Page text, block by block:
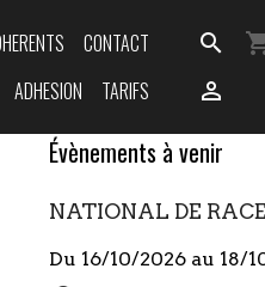
CONTACT
ADHESION
TARIFS
Évènements à venir
NATIONAL DE
Du 16/10/2026 au 18/